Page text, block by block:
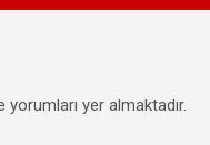
yer almaktadır.